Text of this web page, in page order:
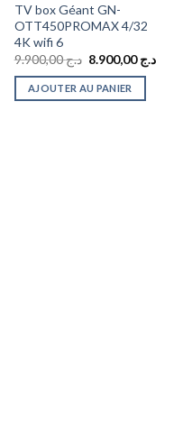
TV box Géant GN-
OTT450PROMAX 4/32
4K wifi 6
د.ج9.900,00
Le
initial
était :
د.ج8.900,00
Le
AJOUTER AU PANIER